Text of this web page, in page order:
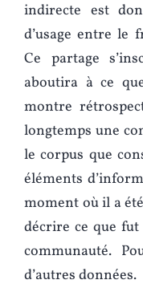
indirecte est
d’usage entre le
Ce partage
aboutira à ce
montre
longtemps une
le corpus que
éléments
moment où il a
décrire ce que
communauté.
d’autres données.